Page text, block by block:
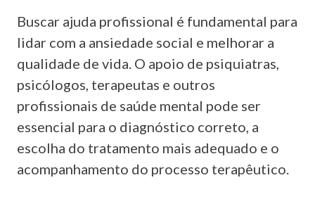
Buscar ajuda profissional é fundamental para
lidar com a ansiedade social e melhorar a
qualidade de vida. O apoio de psiquiatras,
psicólogos, terapeutas e outros
profissionais de saúde mental pode ser
essencial para o diagnóstico correto, a
escolha do tratamento mais adequado e o
acompanhamento do processo terapêutico.